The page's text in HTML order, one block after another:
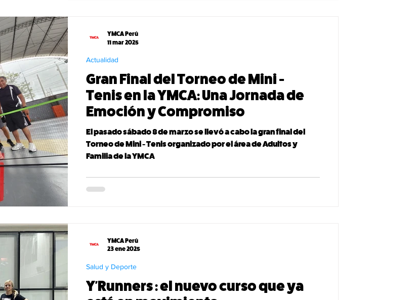
Gran Final del Torneo de Mini -
Tenis en la YMCA: Una Jornada de
Emoción y Compromiso
El pasado sábado 8 de marzo se llevó a cabo la gran final del
Torneo de Mini - Tenis organizado por el área de Adultos y
Familia de la YMCA
Actualidad
YMCA Perú
11 mar 2025
Y'Runners : el nuevo curso que ya
Salud y Deporte
YMCA Perú
23 ene 2025